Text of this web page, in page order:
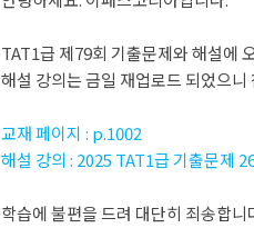
TAT1급 제79회 기출문제와 해설에
해설 강의는 금일 재업로드 되었으
교재 페이지 : p.1002
해설 강의 : 2025 TAT1급 기출문제
학습에 불편을 드려 대단히 죄송합니